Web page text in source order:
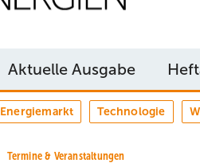
Aktuelle Ausgabe
Energiemarkt Technologie
Termine & Veranstaltungen